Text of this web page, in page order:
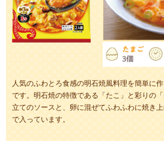
人気のふわとろ食感の明石焼風料理を簡単に
です。明石焼の特徴である「たこ」と彩りの
立てのソースと、卵に混ぜてふわふわに焼き
で入っています。